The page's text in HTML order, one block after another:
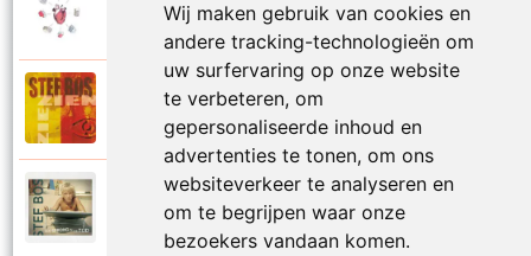
Wij maken gebruik van cookies en
andere tracking-technologieën om
uw surfervaring op onze website
te verbeteren, om
gepersonaliseerde inhoud en
advertenties te tonen, om ons
websiteverkeer te analyseren en
om te begrijpen waar onze
bezoekers vandaan komen.
Ons mors ons tyd
Stef Bos
Ooit op een dag
Stef Bos
Open mij